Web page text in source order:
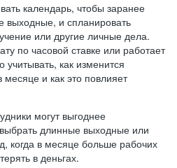
календарь, чтобы заранее
выходные, и спланировать
или другие личные дела.
по часовой ставке или работает
как изменится
месяце и как это повлияет
могут выгоднее
длинные выходные или
когда в месяце больше рабочих
в деньгах.